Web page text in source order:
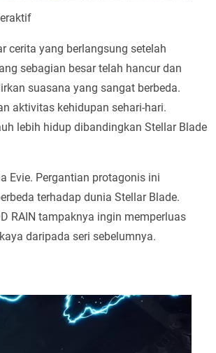
cerita yang berlangsung setelah
sebagian besar telah hancur dan
suasana yang sangat berbeda.
aktivitas kehidupan sehari-hari.
lebih hidup dibandingkan Stellar Blade
Evie. Pergantian protagonis ini
terhadap dunia Stellar Blade.
RAIN tampaknya ingin memperluas
daripada seri sebelumnya.